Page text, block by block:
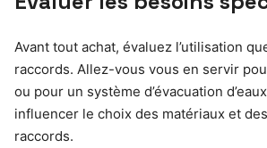
Avant tout achat, évaluez l’utilisation
raccords. Allez-vous vous en servir
ou pour un système d’évacuation
influencer le choix des matériaux et
raccords.